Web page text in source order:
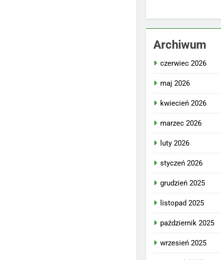
Archiwum
czerwiec 2026
maj 2026
kwiecień 2026
marzec 2026
luty 2026
styczeń 2026
grudzień 2025
listopad 2025
październik 2025
wrzesień 2025